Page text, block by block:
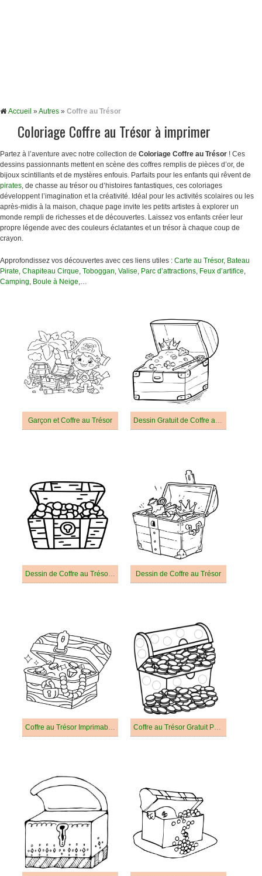
Accueil »Autres » Coffre au Trésor
Coloriage Coffre au Trésor à imprimer
Partez à l’aventure avec notre collection de Coloriage Coffre au Trésor ! Ces
dessins passionnants mettent en scène des coffres remplis de pièces d’or, de
bijoux scintillants et de mystères enfouis. Parfaits pour les enfants qui rêvent de
pirates, de chasse au trésor ou d’histoires fantastiques, ces coloriages
développent l’imagination et la créativité. Idéal pour les activités scolaires ou les
après-midis à la maison, chaque page invite les petits artistes à explorer un
monde rempli de richesses et de découvertes. Laissez vos enfants créer leur
propre légende avec des couleurs éclatantes et un trésor à chaque coup de
crayon.
Approfondissez vos découvertes avec ces liens utiles : Carte au Trésor, Bateau
Pirate, Chapiteau Cirque, Toboggan, Valise, Parc d’attractions, Feux d’artifice,
Camping, Boule à Neige,…
Garçon et Coffre au Trésor Dessin Gratuit de Coffre au Trésor
Dessin de Coffre au Trésor Gratuit Dessin de Coffre au Trésor
Coffre au Trésor Imprimable Gratuit Pour les Enfants Coffre au Trésor Gratuit Pour les Enfants